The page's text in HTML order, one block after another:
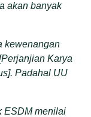
akan banyak
kewenangan
Karya
Padahal UU
ESDM menilai